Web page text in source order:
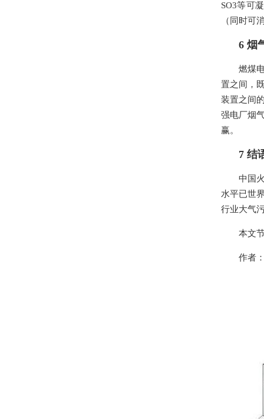
SO3等可
（同时可
6 烟
燃煤
置之间，
装置之间
强电厂烟
赢。
7 结
中国
水平已世
行业大气
本文
作者